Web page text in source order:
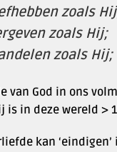
zoals
zoals Hij;
zoals Hij;
van God in ons
is in deze wereld > 1
kan